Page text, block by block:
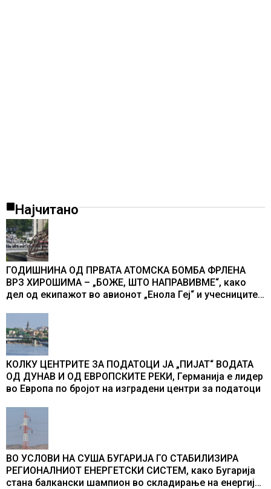
Најчитано
ГОДИШНИНА ОД ПРВАТА АТОМСКА БОМБА ФРЛЕНА
ВРЗ ХИРОШИМА – „БОЖЕ, ШТО НАПРАВИВМЕ“, како
дел од екипажот во авионот „Енола Геј“ и учесниците
промени текот на историјата
КОЛКУ ЦЕНТРИТЕ ЗА ПОДАТОЦИ ЈА „ПИЈАТ“ ВОДАТА
ОД ДУНАВ И ОД ЕВРОПСКИТЕ РЕКИ, Германија е лидер
во Европа по бројот на изградени центри за податоци
ВО УСЛОВИ НА СУША БУГАРИЈА ГО СТАБИЛИЗИРА
РЕГИОНАЛНИОТ ЕНЕРГЕТСКИ СИСТЕМ, како Бугарија
стана балкански шампион во складирање на енергија